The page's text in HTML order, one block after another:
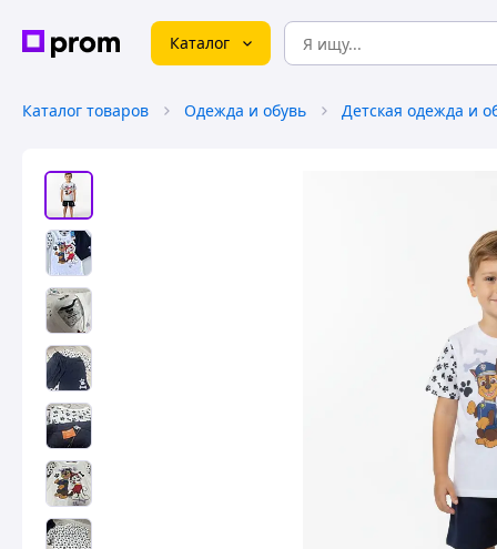
Каталог
Каталог товаров Одежда и обувь Детская одежда и